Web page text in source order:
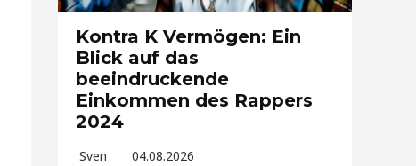
Kontra K Vermögen: Ein
Blick auf das
beeindruckende
Einkommen des Rappers
2024
Sven 04.08.2026